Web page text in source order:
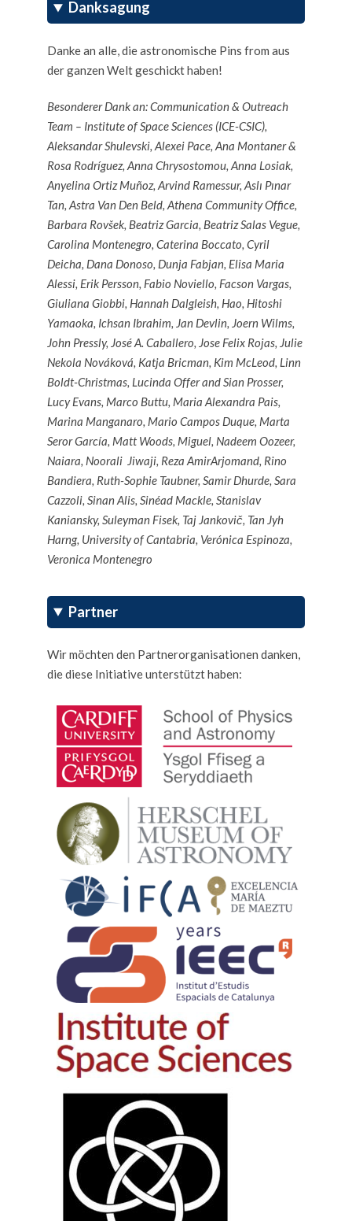
Danksagung
Danke an alle, die astronomische Pins from aus
der ganzen Welt geschickt haben!
Besonderer Dank an: Communication & Outreach
Team – Institute of Space Sciences (ICE-CSIC),
Aleksandar Shulevski, Alexei Pace, Ana Montaner &
Rosa Rodríguez, Anna Chrysostomou, Anna Losiak,
Anyelina Ortiz Muñoz, Arvind Ramessur, Aslı Pınar
Tan, Astra Van Den Beld, Athena Community Office,
Barbara Rovšek, Beatriz Garcia, Beatriz Salas Vegue,
Carolina Montenegro, Caterina Boccato, Cyril
Deicha, Dana Donoso, Dunja Fabjan, Elisa Maria
Alessi, Erik Persson, Fabio Noviello, Facson Vargas,
Giuliana Giobbi, Hannah Dalgleish, Hao, Hitoshi
Yamaoka, Ichsan Ibrahim, Jan Devlin, Joern Wilms,
John Pressly, José A. Caballero, Jose Felix Rojas, Julie
Nekola Nováková, Katja Bricman, Kim McLeod, Linn
Boldt-Christmas, Lucinda Offer and Sian Prosser,
Lucy Evans, Marco Buttu, Maria Alexandra Pais,
Marina Manganaro, Mario Campos Duque, Marta
Seror García, Matt Woods, Miguel, Nadeem Oozeer,
Naiara, Noorali Jiwaji, Reza AmirArjomand, Rino
Bandiera, Ruth-Sophie Taubner, Samir Dhurde, Sara
Cazzoli, Sinan Alis, Sinéad Mackle, Stanislav
Kaniansky, Suleyman Fisek, Taj Jankovič, Tan Jyh
Harng, University of Cantabria, Verónica Espinoza,
Veronica Montenegro
Partner
Wir möchten den Partnerorganisationen danken,
die diese Initiative unterstützt haben: